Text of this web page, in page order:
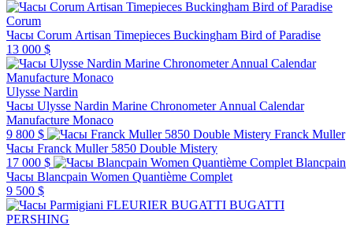
Corum
Часы Corum Artisan Timepieces Buckingham Bird of Paradise
13 000 $
Ulysse Nardin
Часы Ulysse Nardin Marine Chronometer Annual Calendar
Manufacture Monaco
9 800 $
Franck Muller
Часы Franck Muller 5850 Double Mistery
17 000 $
Blancpain
Часы Blancpain Women Quantième Complet
9 500 $